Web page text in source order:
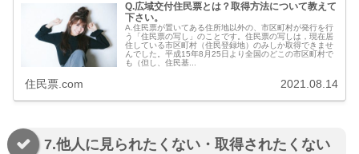
Q.広域交付住民票とは？取得方法について教えて
下さい。
A.住民票が置いてある住所地以外の、市区町村が発行を行
う「住民票の写し」のことです。住民票の写しは，現在居
住している市区町村（住民登録地）のみしか取得できませ
んでした。平成15年8月25日より全国のどこの市区町村で
も（但し、住民基...
住民票.com 2021.08.14
7.他人に見られたくない・取得されたくない